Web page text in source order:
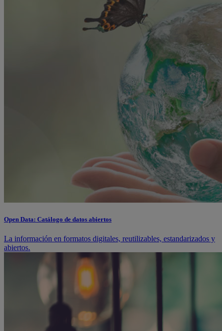
Open Data: Catálogo de datos abiertos
La información en formatos digitales, reutilizables, estandarizados y
abiertos.